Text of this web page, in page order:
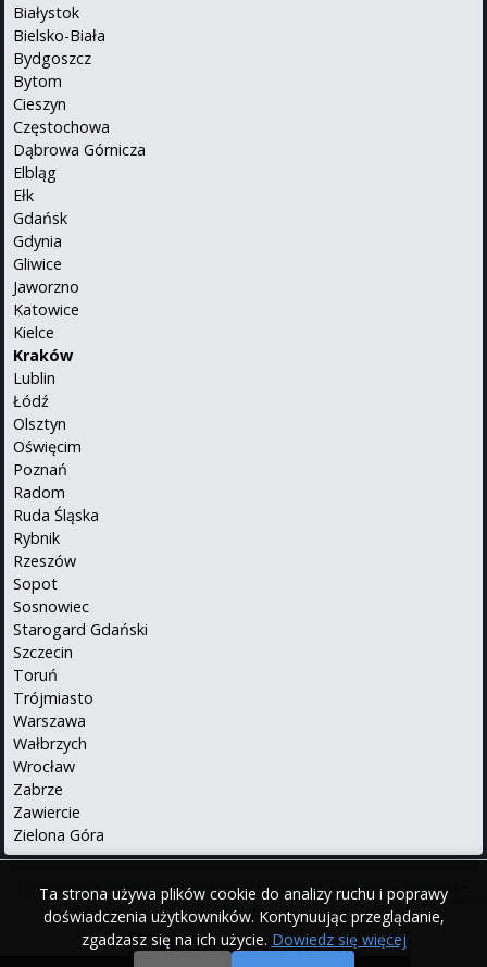
Ta strona używa plików cookie do analizy ruchu i poprawy
doświadczenia użytkowników. Kontynuując przeglądanie,
zgadzasz się na ich użycie. Dowiedz się więcej
Białystok
Bielsko-Biała
Bydgoszcz
Bytom
Cieszyn
Częstochowa
Dąbrowa Górnicza
Elbląg
Ełk
Gdańsk
Gdynia
Gliwice
Jaworzno
Katowice
Kielce
Kraków
Lublin
Łódź
Olsztyn
Oświęcim
Poznań
Radom
Ruda Śląska
Rybnik
Rzeszów
Sopot
Sosnowiec
Starogard Gdański
Szczecin
Toruń
Trójmiasto
Warszawa
Wałbrzych
Wrocław
Zabrze
Zawiercie
Zielona Góra
O serwisie•Polityka prywatności•Kontakt•iPhone•Android
English